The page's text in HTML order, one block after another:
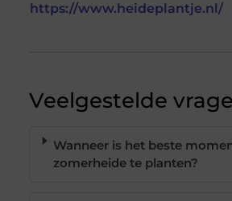
https://www.heideplantje.nl/
Veelgestelde
Wanneer is het beste
zomerheide te planten?